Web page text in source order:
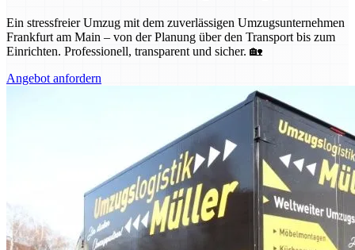
Ein stressfreier Umzug mit dem zuverlässigen Umzugsunternehmen
Frankfurt am Main – von der Planung über den Transport bis zum
Einrichten. Professionell, transparent und sicher. 🏡
Angebot anfordern